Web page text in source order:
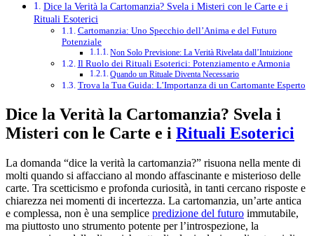
Dice la Verità la Cartomanzia? Svela i Misteri con le Carte e i
Rituali Esoterici
Cartomanzia: Uno Specchio dell’Anima e del Futuro
Potenziale
Non Solo Previsione: La Verità Rivelata dall’Intuizione
Il Ruolo dei Rituali Esoterici: Potenziamento e Armonia
Quando un Rituale Diventa Necessario
Trova la Tua Guida: L’Importanza di un Cartomante Esperto
Dice la Verità la Cartomanzia? Svela i
Misteri con le Carte e i Rituali Esoterici
La domanda “dice la verità la cartomanzia?” risuona nella mente di
molti quando si affacciano al mondo affascinante e misterioso delle
carte. Tra scetticismo e profonda curiosità, in tanti cercano risposte e
chiarezza nei momenti di incertezza. La cartomanzia, un’arte antica
e complessa, non è una semplice predizione del futuro immutabile,
ma piuttosto uno strumento potente per l’introspezione, la